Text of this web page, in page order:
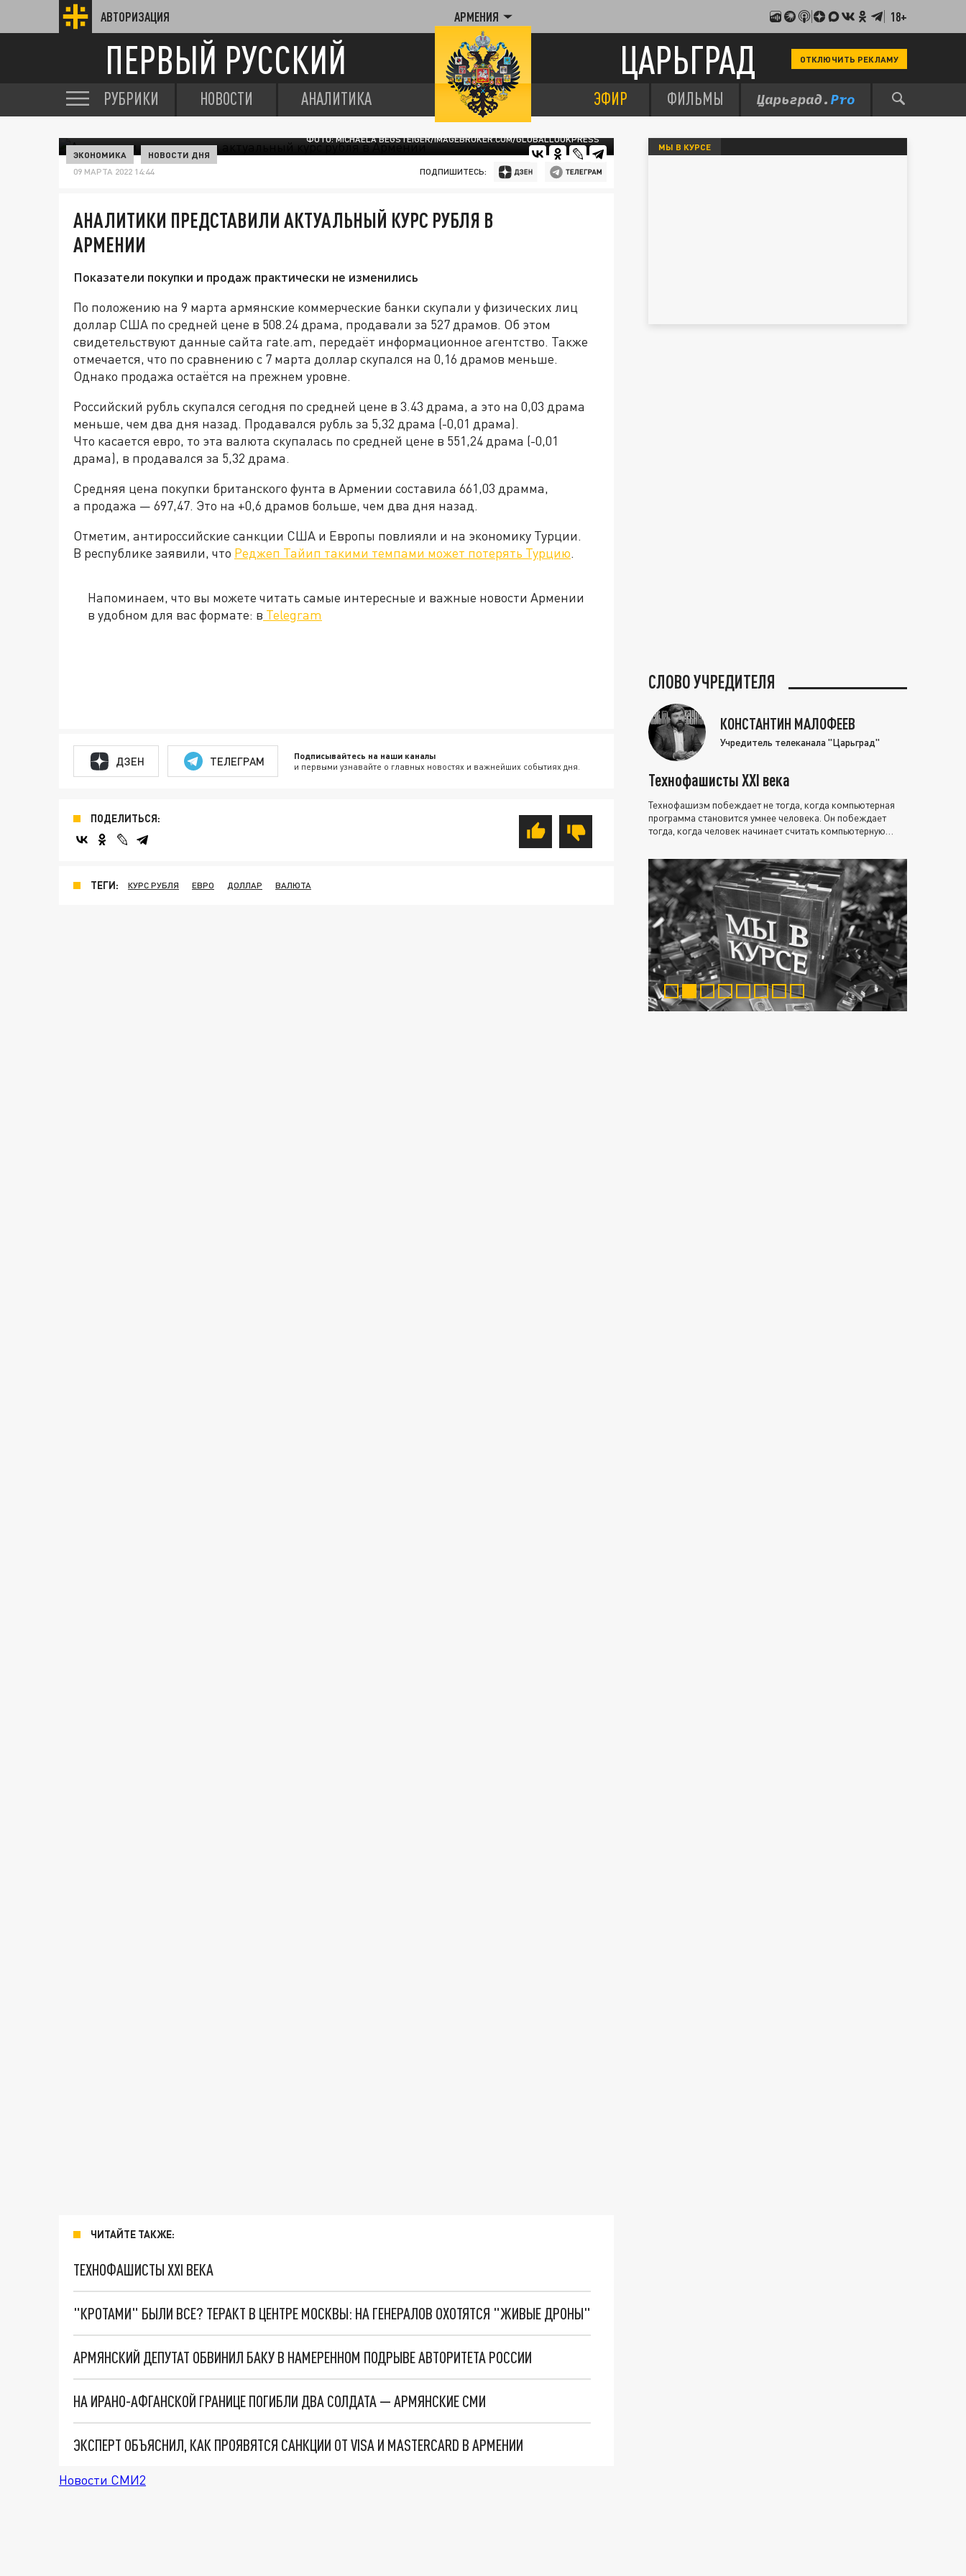
АВТОРИЗАЦИЯ АРМЕНИЯ 18+
ПЕРВЫЙ РУССКИЙ ЦАРЬГРАД ОТКЛЮЧИТЬ РЕКЛАМУ
РУБРИКИ НОВОСТИ АНАЛИТИКА ЭФИР ФИЛЬМЫ
ФОТО: MICHAELA BEGSTEIGER/IMAGEBROKER.COM/GLOBALLOOKPRESS
ЭКОНОМИКА НОВОСТИ ДНЯ
09 МАРТА 2022 14:44 ПОДПИШИТЕСЬ:
АНАЛИТИКИ ПРЕДСТАВИЛИ АКТУАЛЬНЫЙ КУРС РУБЛЯ В
АРМЕНИИ
Показатели покупки и продаж практически не изменились
По положению на 9 марта армянские коммерческие банки скупали у физических лиц
доллар США по средней цене в 508.24 драма, продавали за 527 драмов. Об этом
свидетельствуют данные сайта rate.am, передаёт информационное агентство. Также
отмечается, что по сравнению с 7 марта доллар скупался на 0,16 драмов меньше.
Однако продажа остаётся на прежнем уровне.
Российский рубль скупался сегодня по средней цене в 3.43 драма, а это на 0,03 драма
меньше, чем два дня назад. Продавался рубль за 5,32 драма (-0,01 драма).
Что касается евро, то эта валюта скупалась по средней цене в 551,24 драма (-0,01
драма), в продавался за 5,32 драма.
Средняя цена покупки британского фунта в Армении составила 661,03 драмма,
а продажа — 697,47. Это на +0,6 драмов больше, чем два дня назад.
Отметим, антироссийские санкции США и Европы повлияли и на экономику Турции.
В республике заявили, что Реджеп Тайип такими темпами может потерять Турцию.
Напоминаем, что вы можете читать самые интересные и важные новости Армении
в удобном для вас формате: в Telegram
ДЗЕН ТЕЛЕГРАМ Подписывайтесь на наши каналы
и первыми узнавайте о главных новостях и важнейших событиях дня.
ПОДЕЛИТЬСЯ:
ТЕГИ: КУРС РУБЛЯ ЕВРО ДОЛЛАР ВАЛЮТА
ЧИТАЙТЕ ТАКЖЕ:
ТЕХНОФАШИСТЫ XXI ВЕКА
"КРОТАМИ" БЫЛИ ВСЕ? ТЕРАКТ В ЦЕНТРЕ МОСКВЫ: НА ГЕНЕРАЛОВ ОХОТЯТСЯ "ЖИВЫЕ ДРОНЫ"
АРМЯНСКИЙ ДЕПУТАТ ОБВИНИЛ БАКУ В НАМЕРЕННОМ ПОДРЫВЕ АВТОРИТЕТА РОССИИ
НА ИРАНО-АФГАНСКОЙ ГРАНИЦЕ ПОГИБЛИ ДВА СОЛДАТА — АРМЯНСКИЕ СМИ
ЭКСПЕРТ ОБЪЯСНИЛ, КАК ПРОЯВЯТСЯ САНКЦИИ ОТ VISA И MASTERCARD В АРМЕНИИ
Новости СМИ2
МЫ В КУРСЕ
СЛОВО УЧРЕДИТЕЛЯ
КОНСТАНТИН МАЛОФЕЕВ
Учредитель телеканала "Царьград"
Технофашисты XXI века
Технофашизм побеждает не тогда, когда компьютерная
программа становится умнее человека. Он побеждает
тогда, когда человек начинает считать компьютерную